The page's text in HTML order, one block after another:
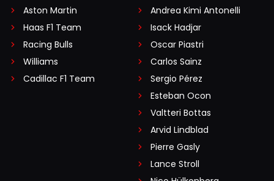
Aston Martin
Haas F1 Team
Racing Bulls
Williams
Cadillac F1 Team
Andrea Kimi Antonelli
Isack Hadjar
Oscar Piastri
Carlos Sainz
Sergio Pérez
Esteban Ocon
Valtteri Bottas
Arvid Lindblad
Pierre Gasly
Lance Stroll